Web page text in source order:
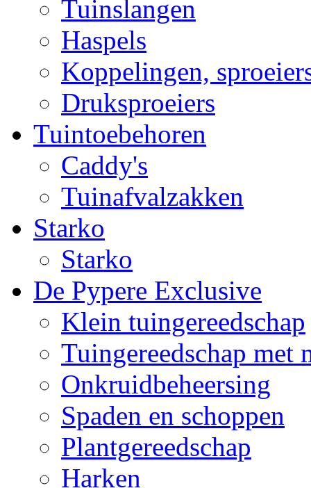
Tuinslangen
Haspels
Koppelingen,
Druksproeiers
Tuintoebehoren
Caddy's
Tuinafvalzakken
Starko
Starko
De Pypere Exclusive
Klein tuingereedschap
Tuingereedschap met
Onkruidbeheersing
Spaden en schoppen
Plantgereedschap
Harken